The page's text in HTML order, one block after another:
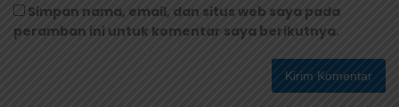
Simpan nama, email, dan situs web saya pada
peramban ini untuk komentar saya berikutnya.